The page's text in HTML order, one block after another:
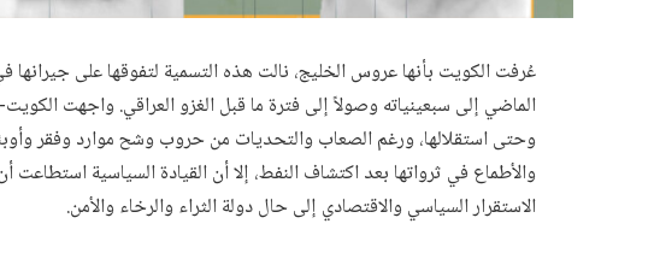
عُرفت الكويت بأنها عروس الخليج، نالت هذه التسمية لتفوقها على جيرانها
الماضي إلى سبعينياته وصولاً إلى فترة ما قبل الغزو العراقي. واجهت
وحتى استقلالها، ورغم الصعاب والتحديات من حروب وشح موارد وفقر
والأطماع في ثرواتها بعد اكتشاف النفط، إلا أن القيادة السياسية
الاستقرار السياسي والاقتصادي إلى حال دولة الثراء والرخاء والأمن.